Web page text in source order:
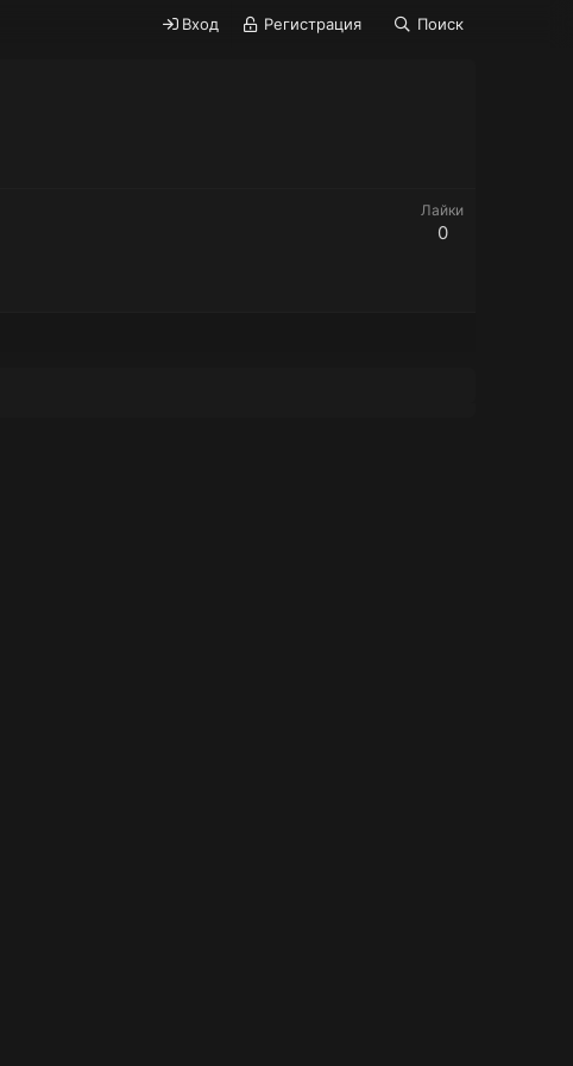
Вход Регистрация Поиск
Лайки
0